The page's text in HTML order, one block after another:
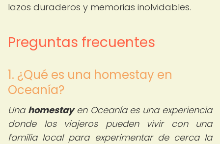
lazos duraderos y memorias inolvidables.
Preguntas frecuentes
1. ¿Qué es una homestay en
Oceanía?
Una homestayen Oceanía es una experiencia
donde los viajeros pueden vivir con una
familia local para experimentar de cerca la